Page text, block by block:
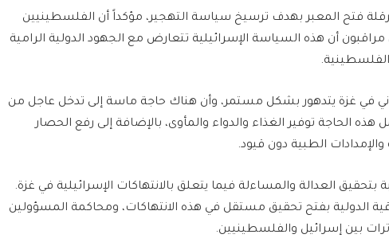
فتح المعبر بهدف ترسيخ سياسة التهجير، مؤكداً أن الفلسطينيين
أن هذه السياسة الإسرائيلية تتعارض مع الجهود الدولية الرامية
في غزة يتدهور بشكل مستمر، وأن هناك حاجة ماسة إلى تدخل عاجل من
الحاجة توفير الغذاء والدواء والمأوى، بالإضافة إلى رفع الحصار
الطبية دون قيود.
بتحقيق العدالة والمساءلة فيما يتعلق بالانتهاكات الإسرائيلية في غزة.
الدولية بفتح تحقيق مستقل في هذه الانتهاكات، ومحاكمة المسؤولين
بين إسرائيل والفلسطينيين.